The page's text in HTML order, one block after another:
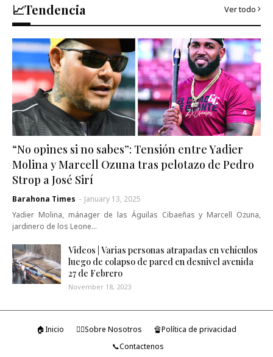
📈Tendencia Ver todo
“No opines si no sabes”: Tensión entre Yadier
Molina y Marcell Ozuna tras pelotazo de Pedro
Strop a José Sirí
Barahona Times - January 13, 2025
Yadier Molina, mánager de las Águilas Cibaeñas y Marcell Ozuna,
jardinero de los Leone…
Videos | Varias personas atrapadas en vehículos
luego de colapso de pared en desnivel avenida
27 de Febrero
November 18, 2023
🏠Inicio 🤷‍♂️Sobre Nosotros
🔏Política de privacidad
📞Contactenos